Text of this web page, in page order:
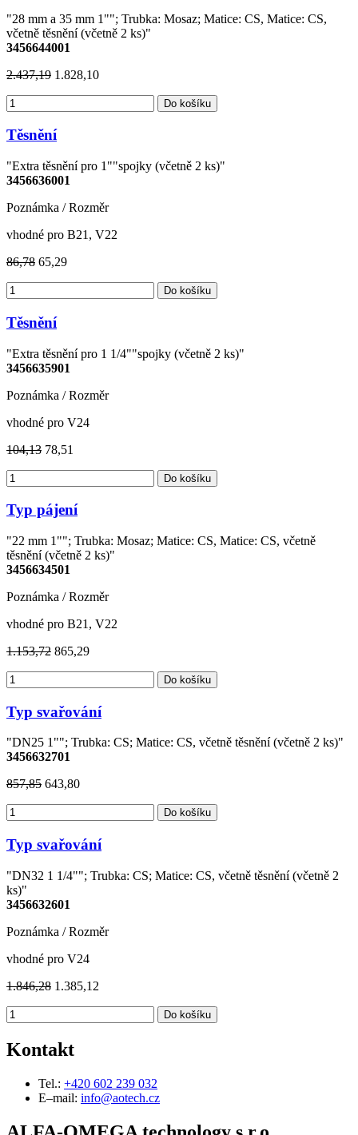
"28 mm a 35 mm 1""; Trubka: Mosaz; Matice: CS, Matice: CS,
včetně těsnění (včetně 2 ks)"
3456644001
2.437,19 1.828,10
Do košíku
Těsnění
"Extra těsnění pro 1""spojky (včetně 2 ks)"
3456636001
Poznámka / Rozměr
vhodné pro B21, V22
86,78 65,29
Do košíku
Těsnění
"Extra těsnění pro 1 1/4""spojky (včetně 2 ks)"
3456635901
Poznámka / Rozměr
vhodné pro V24
104,13 78,51
Do košíku
Typ pájení
"22 mm 1""; Trubka: Mosaz; Matice: CS, Matice: CS, včetně
těsnění (včetně 2 ks)"
3456634501
Poznámka / Rozměr
vhodné pro B21, V22
1.153,72 865,29
Do košíku
Typ svařování
"DN25 1""; Trubka: CS; Matice: CS, včetně těsnění (včetně 2 ks)"
3456632701
857,85 643,80
Do košíku
Typ svařování
"DN32 1 1/4""; Trubka: CS; Matice: CS, včetně těsnění (včetně 2
ks)"
3456632601
Poznámka / Rozměr
vhodné pro V24
1.846,28 1.385,12
Do košíku
Kontakt
Tel.: +420 602 239 032
E–mail: info@aotech.cz